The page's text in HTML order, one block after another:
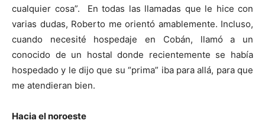
cualquier cosa”. En todas las llamadas que le hice con
varias dudas, Roberto me orientó amablemente. Incluso,
cuando necesité hospedaje en Cobán, llamó a un
conocido de un hostal donde recientemente se había
hospedado y le dijo que su “prima” iba para allá, para que
me atendieran bien.
Hacia el noroeste